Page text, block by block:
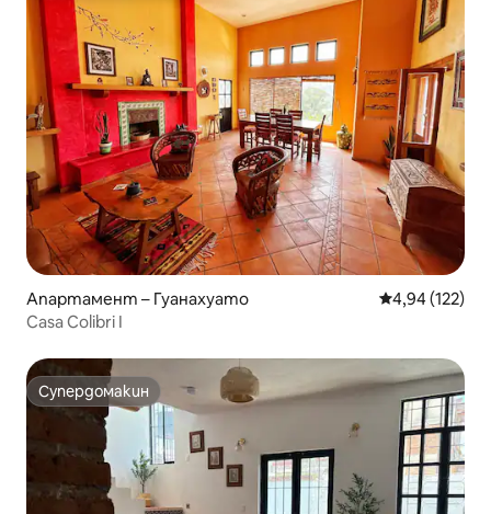
Апартамент – Гуанахуато Средна
4,94 (122)
Casa Colibri I
Супердомакин
Супердомакин